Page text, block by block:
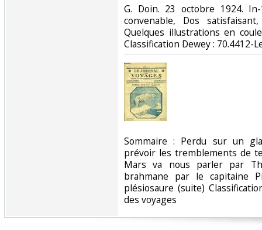
‎G. Doin. 23 octobre 1924.
convenable, Dos
Quelques illustrations en
Classification Dewey : 70.4412-
‎Sommaire : Perdu sur un
prévoir les tremblements de
Mars va nous parler par
brahmane par le capitaine
plésiosaure (suite)
des voyages‎